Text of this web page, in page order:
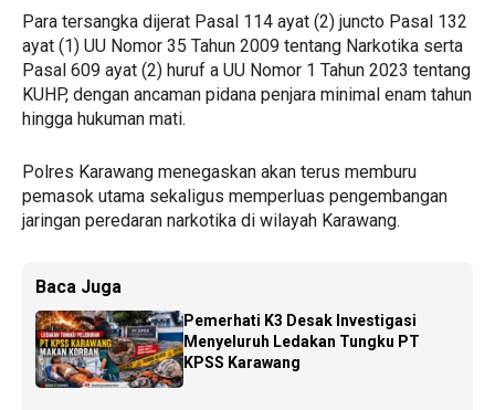
Para tersangka dijerat Pasal 114 ayat (2) juncto Pasal 132
ayat (1) UU Nomor 35 Tahun 2009 tentang Narkotika serta
Pasal 609 ayat (2) huruf a UU Nomor 1 Tahun 2023 tentang
KUHP, dengan ancaman pidana penjara minimal enam tahun
hingga hukuman mati.
Polres Karawang menegaskan akan terus memburu
pemasok utama sekaligus memperluas pengembangan
jaringan peredaran narkotika di wilayah Karawang.
Baca Juga
Pemerhati K3 Desak Investigasi
Menyeluruh Ledakan Tungku PT
KPSS Karawang